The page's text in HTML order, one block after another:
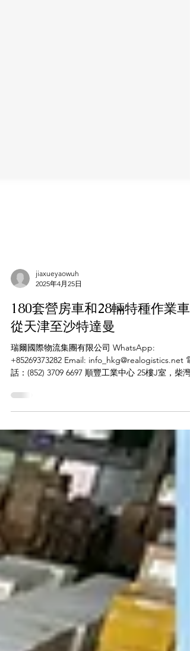
2025年4月25日
180套營房車和28輛特種作業車
從天津至沙特達曼
瑞爾國際物流集團有限公司 WhatsApp:
話：(852) 3709 6697 順豐工業中心 25樓J室，柴灣
街84-92號， 荃灣，中国香港 #realogistics...